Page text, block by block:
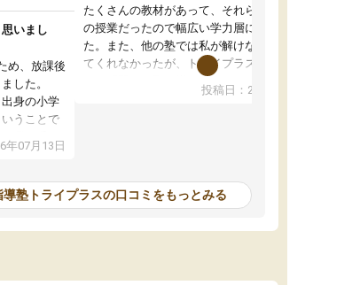
いまし
め、放課後
した。
身の小学
うことで
業を受け
まい、結
ます。
年07月13日
たくさんの教材があって、それらを使いながら
の授業だったので幅広い学力層に対応してくれ
た。また、他の塾では私が解けない問題を出し
てくれなかったが、トライプラスでは物凄く難
しい問題まで取り揃えていてやらせてくれたの
で自分でも無駄になっていない感じがして良か
うかと親が検討している。
投稿日：2026年06月27日
導塾トライプラスの口コミをもっとみる